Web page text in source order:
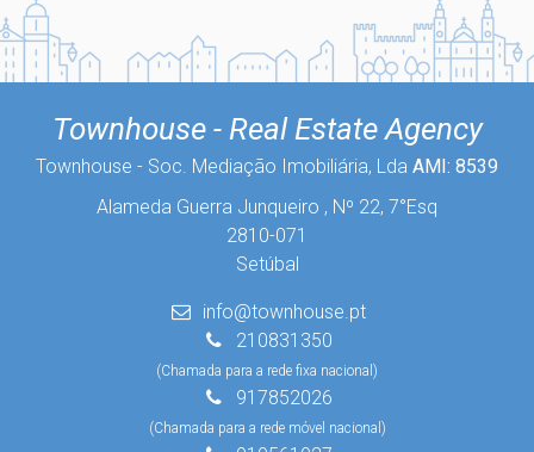
Townhouse - Real Estate Agency
Townhouse - Soc. Mediação Imobiliária, Lda AMI: 8539
Alameda Guerra Junqueiro , Nº 22, 7°Esq
2810-071
Setúbal
info@townhouse.pt
210831350
(Chamada para a rede fixa nacional)
917852026
(Chamada para a rede móvel nacional)